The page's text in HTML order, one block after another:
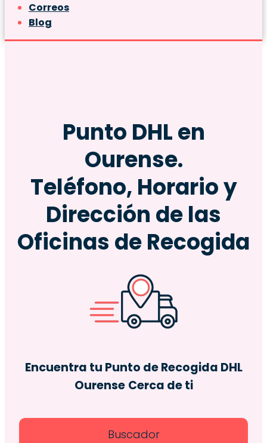
Correos
Blog
Punto DHL en
Ourense.
Teléfono, Horario y
Dirección de las
Oficinas de Recogida
Encuentra tu Punto de Recogida DHL
Ourense Cerca de ti
Buscador